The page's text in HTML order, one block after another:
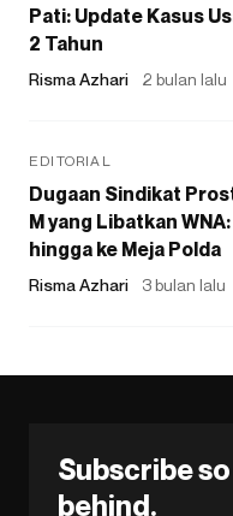
Pati: Update Kasus
2 Tahun
Risma Azhari 2 bulan lalu
EDITORIAL
Dugaan Sindikat
M yang Libatkan
hingga ke Meja Polda
Risma Azhari 3 bulan lalu
Subscribe
behind.